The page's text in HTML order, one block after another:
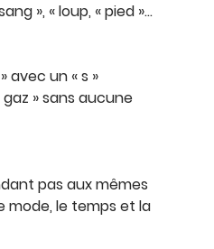
», « loup, « pied »…
avec un « s »
gaz » sans aucune
pas aux mêmes
mode, le temps et la